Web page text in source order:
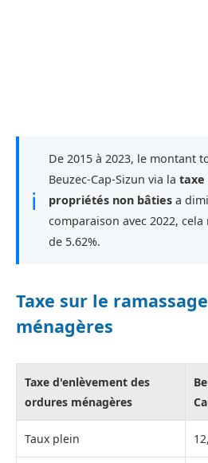
ℹ
De 2015 à 2023, le montant
Beuzec-Cap-Sizun via la taxe
propriétés non bâties a
comparaison avec 2022,
de 5.62%.
Taxe sur le
ménagères
Taxe d'enlèvement des
ordures ménagères
Taux plein